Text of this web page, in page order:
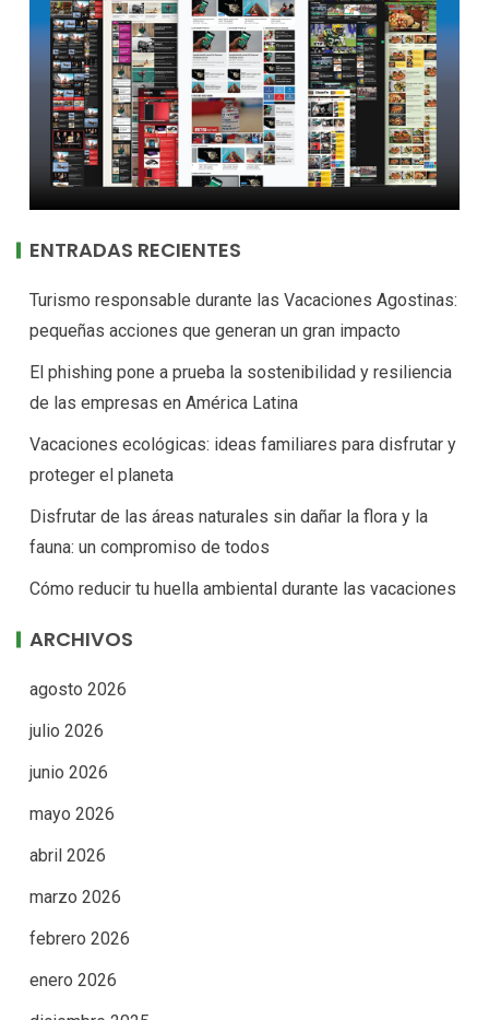
ENTRADAS RECIENTES
Turismo responsable durante las Vacaciones Agostinas:
pequeñas acciones que generan un gran impacto
El phishing pone a prueba la sostenibilidad y resiliencia
de las empresas en América Latina
Vacaciones ecológicas: ideas familiares para disfrutar y
proteger el planeta
Disfrutar de las áreas naturales sin dañar la flora y la
fauna: un compromiso de todos
Cómo reducir tu huella ambiental durante las vacaciones
ARCHIVOS
agosto 2026
julio 2026
junio 2026
mayo 2026
abril 2026
marzo 2026
febrero 2026
enero 2026